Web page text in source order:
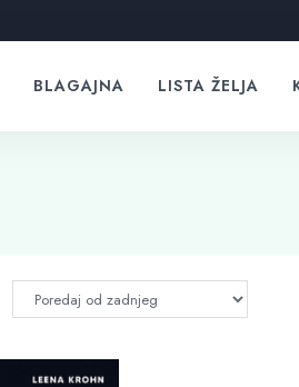
BLAGAJNA LISTA ŽELJA